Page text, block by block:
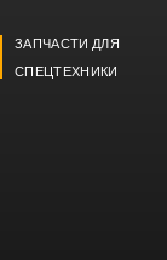
ЗАПЧАСТИ ДЛЯ
СПЕЦТЕХНИКИ